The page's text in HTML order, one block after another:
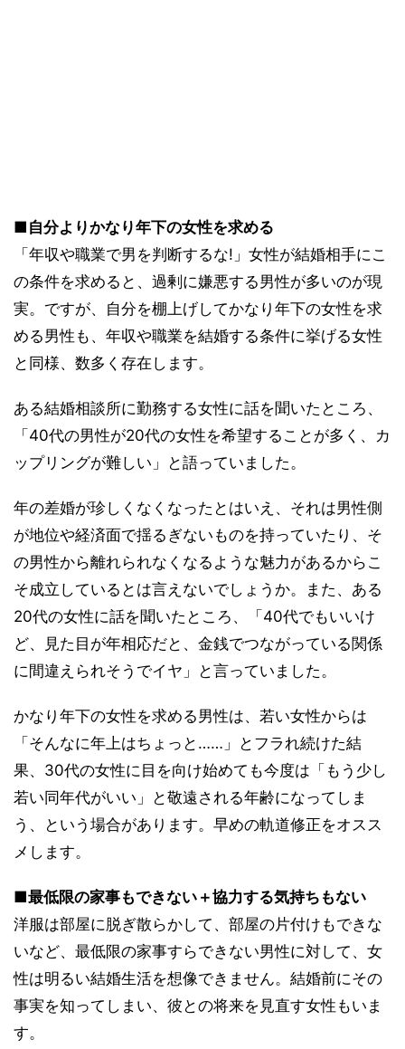
■自分よりかなり年下の女性を求める
「年収や職業で男を判断するな!」女性が結婚相手にこ
の条件を求めると、過剰に嫌悪する男性が多いのが現
実。ですが、自分を棚上げしてかなり年下の女性を求
める男性も、年収や職業を結婚する条件に挙げる女性
と同様、数多く存在します。
ある結婚相談所に勤務する女性に話を聞いたところ、
「40代の男性が20代の女性を希望することが多く、カ
ップリングが難しい」と語っていました。
年の差婚が珍しくなくなったとはいえ、それは男性側
が地位や経済面で揺るぎないものを持っていたり、そ
の男性から離れられなくなるような魅力があるからこ
そ成立しているとは言えないでしょうか。また、ある
20代の女性に話を聞いたところ、「40代でもいいけ
ど、見た目が年相応だと、金銭でつながっている関係
に間違えられそうでイヤ」と言っていました。
かなり年下の女性を求める男性は、若い女性からは
「そんなに年上はちょっと……」とフラれ続けた結
果、30代の女性に目を向け始めても今度は「もう少し
若い同年代がいい」と敬遠される年齢になってしま
う、という場合があります。早めの軌道修正をオスス
メします。
■最低限の家事もできない＋協力する気持ちもない
洋服は部屋に脱ぎ散らかして、部屋の片付けもできな
いなど、最低限の家事すらできない男性に対して、女
性は明るい結婚生活を想像できません。結婚前にその
事実を知ってしまい、彼との将来を見直す女性もいま
す。